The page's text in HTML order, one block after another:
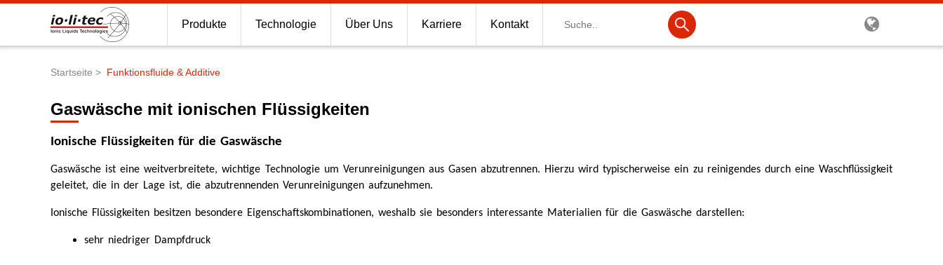
Produkte Technologie Über Uns Karriere Kontakt
Startseite Funktionsfluide & Additive
Gaswäsche mit ionischen Flüssigkeiten
Ionische Flüssigkeiten für die Gaswäsche
Gaswäsche ist eine weitverbreitete, wichtige Technologie um Verunreinigungen aus Gasen abzutrennen. Hierzu wird typischerweise ein zu reinigendes durch eine Waschflüssigkeit
geleitet, die in der Lage ist, die abzutrennenden Verunreinigungen aufzunehmen.
Ionische Flüssigkeiten besitzen besondere Eigenschaftskombinationen, weshalb sie besonders interessante Materialien für die Gaswäsche darstellen:
sehr niedriger Dampfdruck